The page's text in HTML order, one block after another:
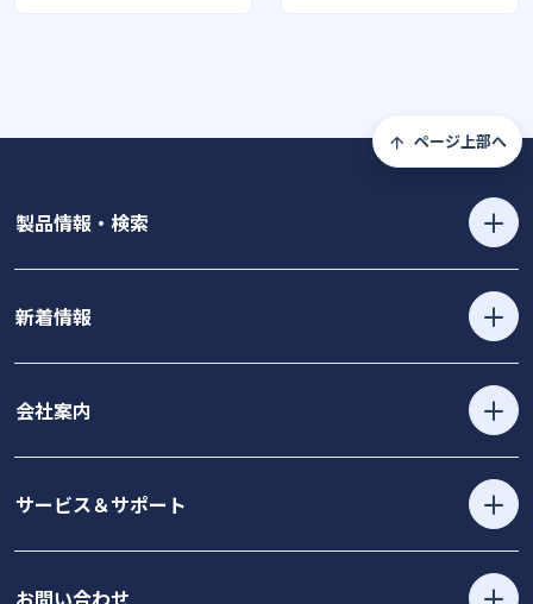
ページ上部へ
製品情報・検索
新着情報
会社案内
サービス＆サポート
お問い合わせ